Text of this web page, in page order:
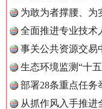
为敢为者撑腰、为
全面推进专业技术
事关公共资源交易
生态环境监测“十
部署28条重点任务
从抓作风入手推进
中
中